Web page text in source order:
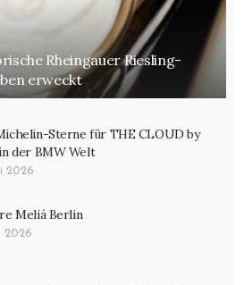
Rheingauer Riesling-
erweckt
Sterne für THE CLOUD by
der BMW Welt
2026
Meliá Berlin
2026